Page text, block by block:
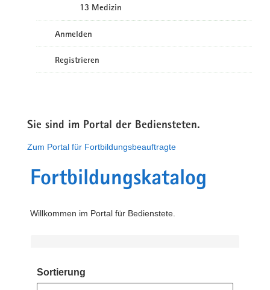
13 Medizin
Anmelden
Registrieren
Sie sind im Portal der Bediensteten.
Zum Portal für Fortbildungsbeauftragte
Fortbildungskatalog
Willkommen im Portal für Bedienstete.
Sortierung